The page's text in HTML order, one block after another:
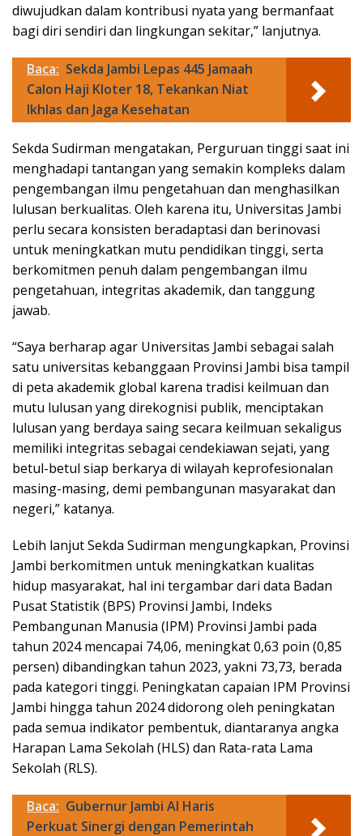
diwujudkan dalam kontribusi nyata yang bermanfaat
bagi diri sendiri dan lingkungan sekitar,” lanjutnya.
Baca: Sekda Jambi Lepas 445 Jamaah
Calon Haji Kloter 18, Tekankan Niat
Ikhlas dan Jaga Kesehatan
Sekda Sudirman mengatakan, Perguruan tinggi saat ini
menghadapi tantangan yang semakin kompleks dalam
pengembangan ilmu pengetahuan dan menghasilkan
lulusan berkualitas. Oleh karena itu, Universitas Jambi
perlu secara konsisten beradaptasi dan berinovasi
untuk meningkatkan mutu pendidikan tinggi, serta
berkomitmen penuh dalam pengembangan ilmu
pengetahuan, integritas akademik, dan tanggung
jawab.
“Saya berharap agar Universitas Jambi sebagai salah
satu universitas kebanggaan Provinsi Jambi bisa tampil
di peta akademik global karena tradisi keilmuan dan
mutu lulusan yang direkognisi publik, menciptakan
lulusan yang berdaya saing secara keilmuan sekaligus
memiliki integritas sebagai cendekiawan sejati, yang
betul-betul siap berkarya di wilayah keprofesionalan
masing-masing, demi pembangunan masyarakat dan
negeri,” katanya.
Lebih lanjut Sekda Sudirman mengungkapkan, Provinsi
Jambi berkomitmen untuk meningkatkan kualitas
hidup masyarakat, hal ini tergambar dari data Badan
Pusat Statistik (BPS) Provinsi Jambi, Indeks
Pembangunan Manusia (IPM) Provinsi Jambi pada
tahun 2024 mencapai 74,06, meningkat 0,63 poin (0,85
persen) dibandingkan tahun 2023, yakni 73,73, berada
pada kategori tinggi. Peningkatan capaian IPM Provinsi
Jambi hingga tahun 2024 didorong oleh peningkatan
pada semua indikator pembentuk, diantaranya angka
Harapan Lama Sekolah (HLS) dan Rata-rata Lama
Sekolah (RLS).
Baca: Gubernur Jambi Al Haris
Perkuat Sinergi dengan Pemerintah